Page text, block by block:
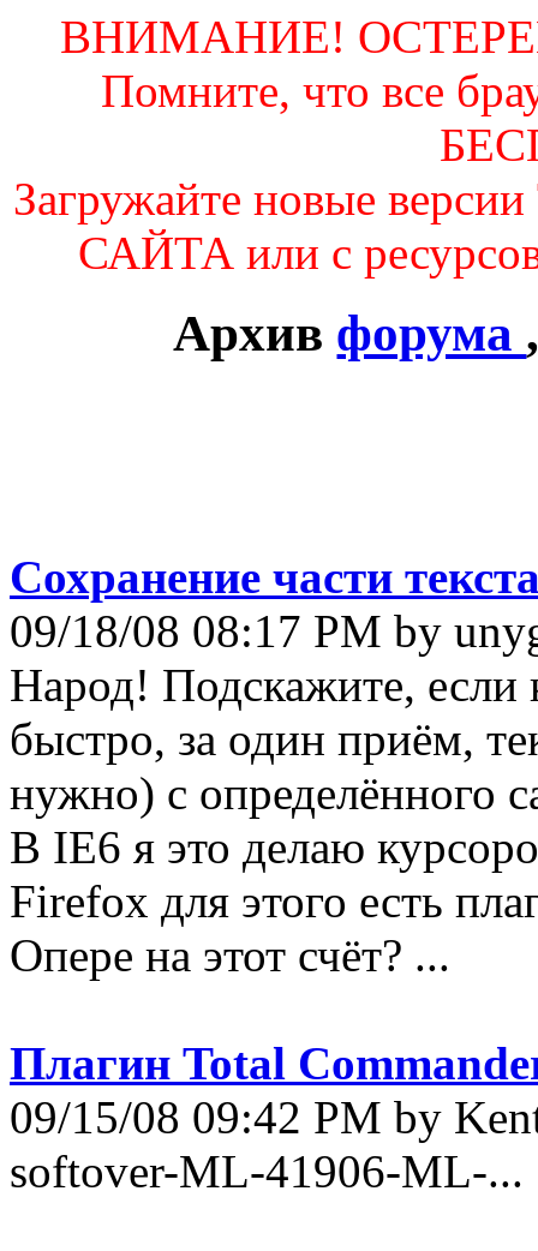
ВНИМАНИЕ!
Помните, что все
Загружайте новые
САЙТА или с
Архив форума
Сохранение части
09/18/08 08:17 PM by
Народ! Подскажите, если
быстро, за один приём,
нужно) с определённого
В IE6 я это делаю
Firefox для этого есть
Опере на этот счёт? ...
Плагин Total
09/15/08 09:42 PM by
softover-ML-41906-ML-...